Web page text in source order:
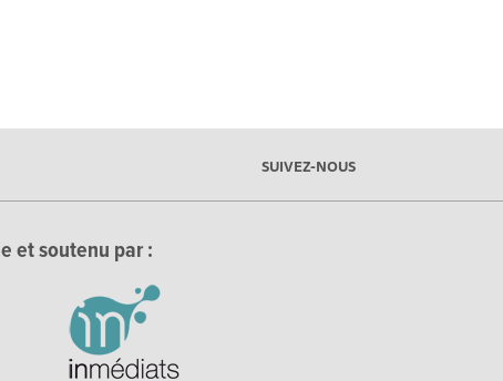
SUIVEZ-NOUS
et soutenu par :